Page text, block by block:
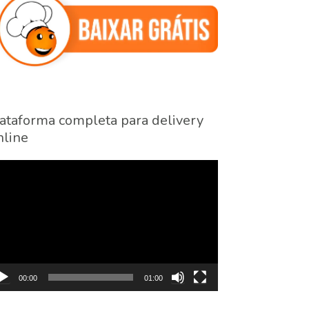
completa para delivery
00:00 01:00